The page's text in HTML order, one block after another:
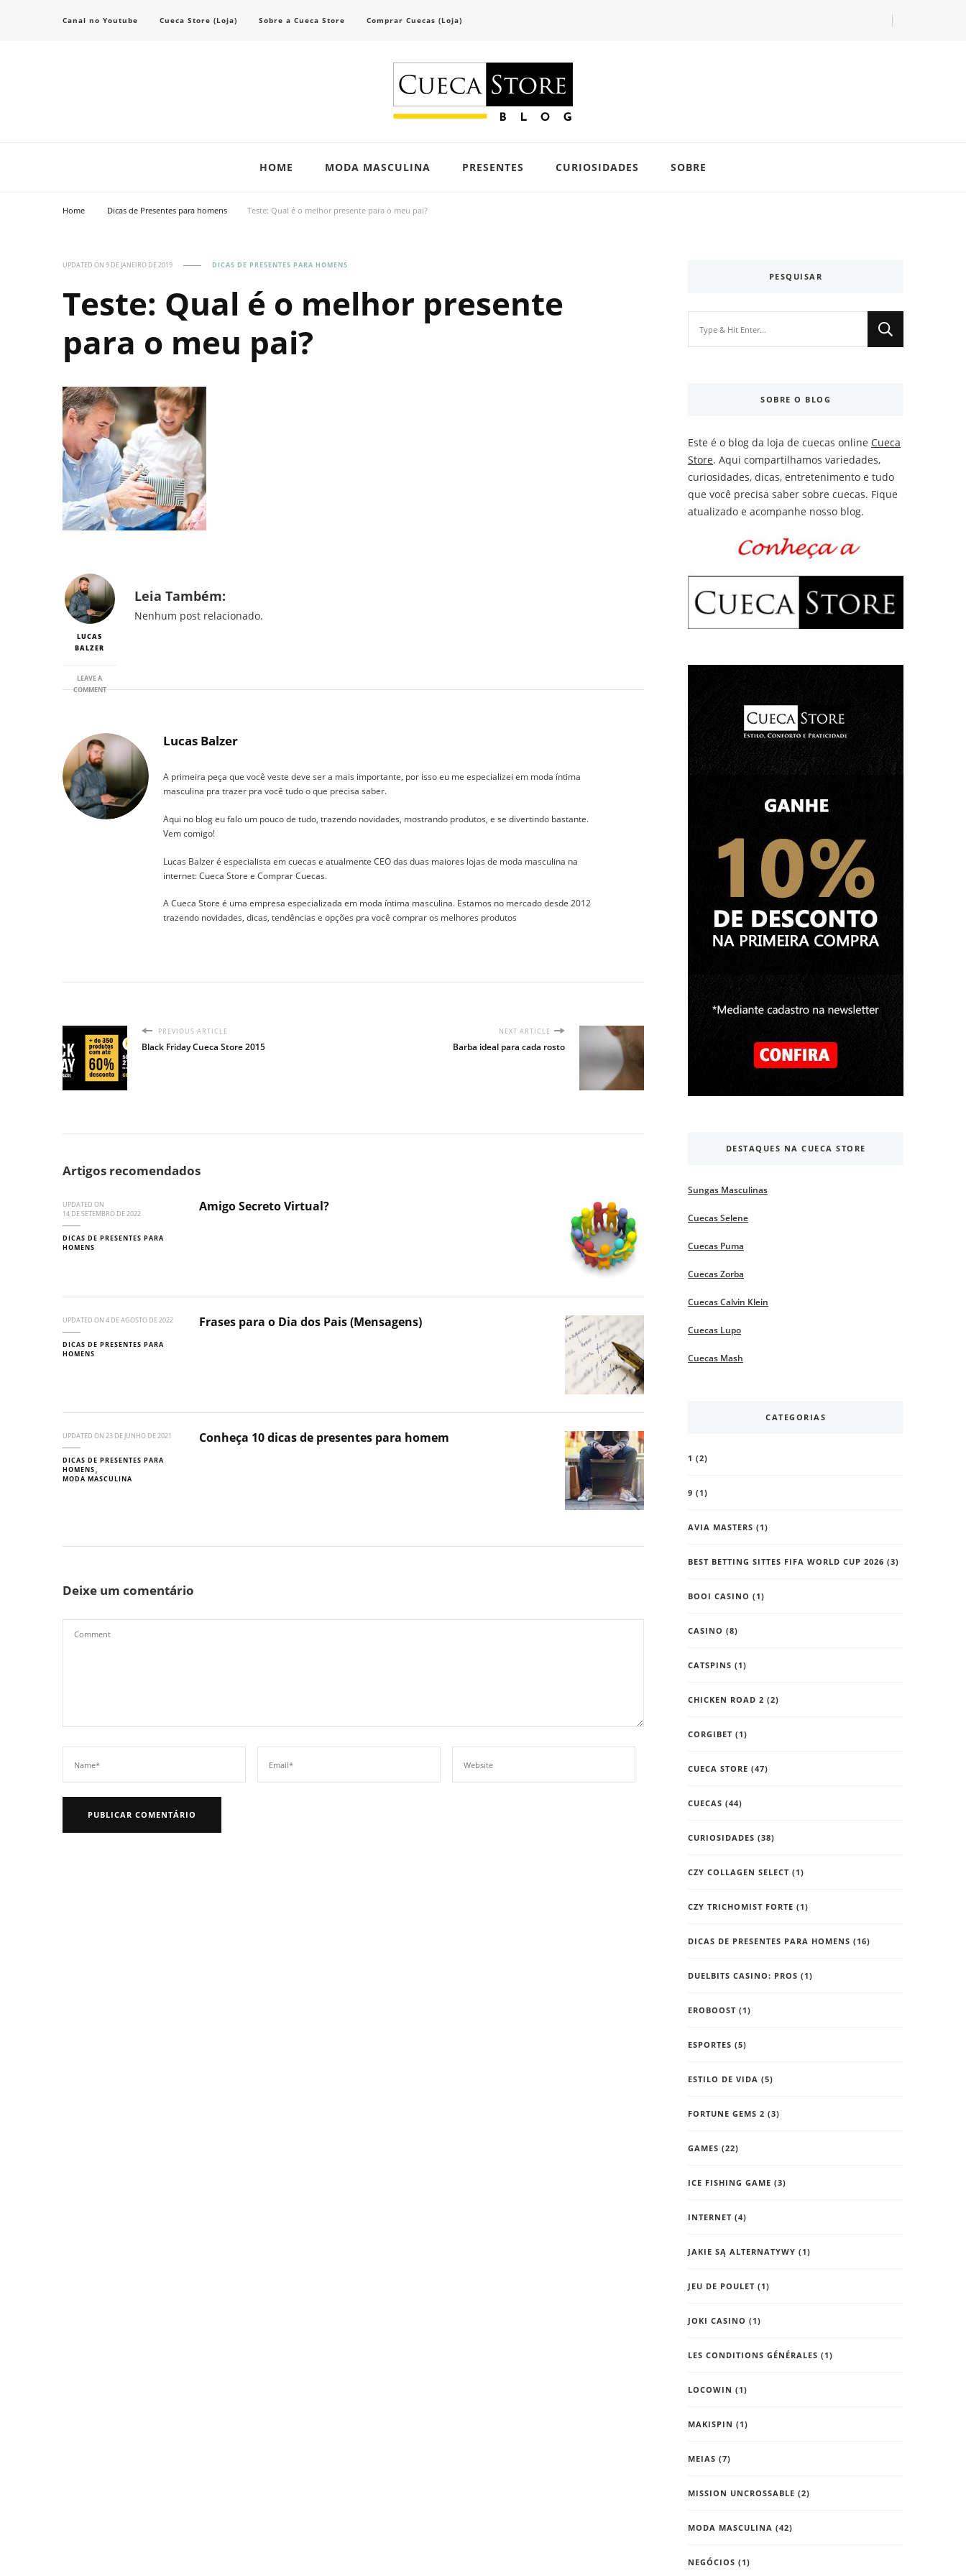
Canal no Youtube Cueca Store (Loja) Sobre a Cueca Store Comprar Cuecas (Loja)
HOME MODA MASCULINA PRESENTES CURIOSIDADES SOBRE
Home Dicas de Presentes para homens Teste: Qual é o melhor presente para o meu pai?
UPDATED ON 9 DE JANEIRO DE 2019 DICAS DE PRESENTES PARA HOMENS
Teste: Qual é o melhor presente
para o meu pai?
LUCAS
BALZER
LEAVE A
COMMENTON
O
MELHOR
PRESENTE
PARA
O
MEU
PAI?
Leia Também:
Nenhum post relacionado.
Lucas Balzer
A primeira peça que você veste deve ser a mais importante, por isso eu me especializei em moda íntima
masculina pra trazer pra você tudo o que precisa saber.
Aqui no blog eu falo um pouco de tudo, trazendo novidades, mostrando produtos, e se divertindo bastante.
Vem comigo!
Lucas Balzer é especialista em cuecas e atualmente CEO das duas maiores lojas de moda masculina na
internet: Cueca Store e Comprar Cuecas.
A Cueca Store é uma empresa especializada em moda íntima masculina. Estamos no mercado desde 2012
trazendo novidades, dicas, tendências e opções pra você comprar os melhores produtos
PREVIOUS ARTICLE
Black Friday Cueca Store 2015
NEXT ARTICLE
Barba ideal para cada rosto
Artigos recomendados
UPDATED ON
14 DE SETEMBRO DE 2022
DICAS DE PRESENTES PARA
HOMENS
Amigo Secreto Virtual?
UPDATED ON 4 DE AGOSTO DE 2022
DICAS DE PRESENTES PARA
HOMENS
Frases para o Dia dos Pais (Mensagens)
UPDATED ON 23 DE JUNHO DE 2021
DICAS DE PRESENTES PARA
HOMENS
MODA MASCULINA
Conheça 10 dicas de presentes para homem
Deixe um comentário
PESQUISAR
SOBRE O BLOG
Este é o blog da loja de cuecas online Cueca
Store. Aqui compartilhamos variedades,
curiosidades, dicas, entretenimento e tudo
que você precisa saber sobre cuecas. Fique
atualizado e acompanhe nosso blog.
DESTAQUES NA CUECA STORE
Sungas Masculinas
Cuecas Selene
Cuecas Puma
Cuecas Zorba
Cuecas Calvin Klein
Cuecas Lupo
Cuecas Mash
CATEGORIAS
1 (2)
9 (1)
AVIA MASTERS (1)
BEST BETTING SITTES FIFA WORLD CUP 2026 (3)
BOOI CASINO (1)
CASINO (8)
CATSPINS (1)
CHICKEN ROAD 2 (2)
CORGIBET (1)
CUECA STORE (47)
CUECAS (44)
CURIOSIDADES (38)
CZY COLLAGEN SELECT (1)
CZY TRICHOMIST FORTE (1)
DICAS DE PRESENTES PARA HOMENS (16)
DUELBITS CASINO: PROS (1)
EROBOOST (1)
ESPORTES (5)
ESTILO DE VIDA (5)
FORTUNE GEMS 2 (3)
GAMES (22)
ICE FISHING GAME (3)
INTERNET (4)
JAKIE SĄ ALTERNATYWY (1)
JEU DE POULET (1)
JOKI CASINO (1)
LES CONDITIONS GÉNÉRALES (1)
LOCOWIN (1)
MAKISPIN (1)
MEIAS (7)
MISSION UNCROSSABLE (2)
MODA MASCULINA (42)
NEGÓCIOS (1)